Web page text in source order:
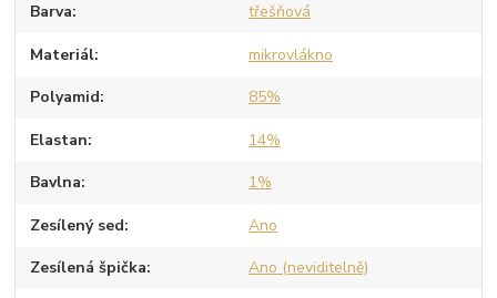
Barva třešňová
Materiál mikrovlákno
Polyamid 85%
Elastan 14%
Bavlna 1%
Zesílený sed Ano
Zesílená špička Ano (neviditelně)